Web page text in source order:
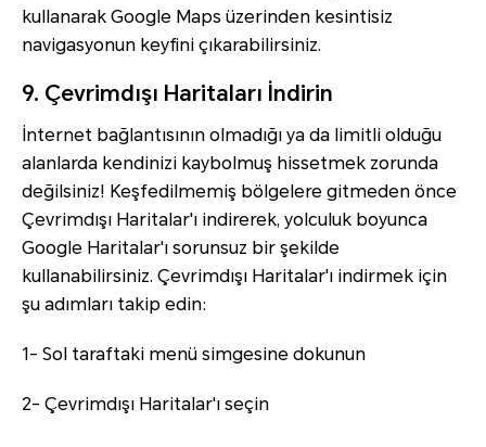
kullanarak Google Maps üzerinden kesintisiz
navigasyonun keyfini çıkarabilirsiniz.
9. Çevrimdışı Haritaları İndirin
İnternet bağlantısının olmadığı ya da limitli olduğu
alanlarda kendinizi kaybolmuş hissetmek zorunda
değilsiniz! Keşfedilmemiş bölgelere gitmeden önce
Çevrimdışı Haritalar'ı indirerek, yolculuk boyunca
Google Haritalar'ı sorunsuz bir şekilde
kullanabilirsiniz. Çevrimdışı Haritalar'ı indirmek için
şu adımları takip edin:
1- Sol taraftaki menü simgesine dokunun
2- Çevrimdışı Haritalar'ı seçin